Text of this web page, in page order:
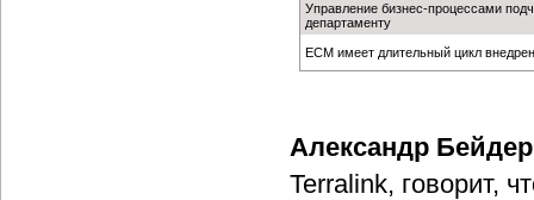
Управление бизнес-процессами
департаменту
ECM имеет длительный цикл
Александр Бейдер
Terralink, говорит,